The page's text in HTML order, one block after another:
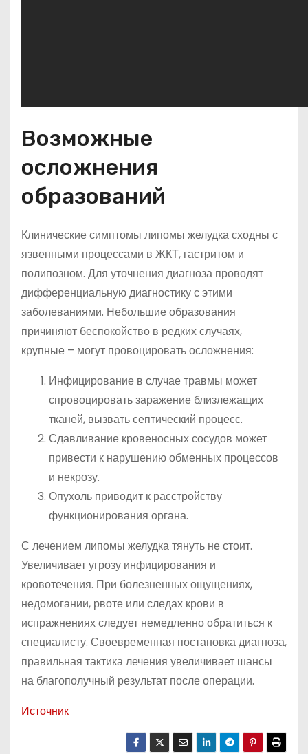
Возможные
осложнения
образований
Клинические симптомы липомы желудка сходны с
язвенными процессами в ЖКТ, гастритом и
полипозном. Для уточнения диагноза проводят
дифференциальную диагностику с этими
заболеваниями. Небольшие образования
причиняют беспокойство в редких случаях,
крупные – могут провоцировать осложнения:
Инфицирование в случае травмы может
спровоцировать заражение близлежащих
тканей, вызвать септический процесс.
Сдавливание кровеносных сосудов может
привести к нарушению обменных процессов
и некрозу.
Опухоль приводит к расстройству
функционирования органа.
С лечением липомы желудка тянуть не стоит.
Увеличивает угрозу инфицирования и
кровотечения. При болезненных ощущениях,
недомогании, рвоте или следах крови в
испражнениях следует немедленно обратиться к
специалисту. Своевременная постановка диагноза,
правильная тактика лечения увеличивает шансы
на благополучный результат после операции.
Источник